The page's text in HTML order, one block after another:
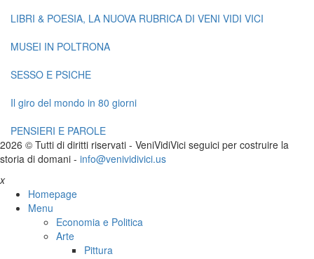
LIBRI & POESIA, LA NUOVA RUBRICA DI VENI VIDI VICI
MUSEI IN POLTRONA
SESSO E PSICHE
Il giro del mondo in 80 giorni
PENSIERI E PAROLE
2026 © Tutti di diritti riservati - VeniVidiVici seguici per costruire la
storia di domani - info@venividivici.us
x
Homepage
Menu
Economia e Politica
Arte
Pittura